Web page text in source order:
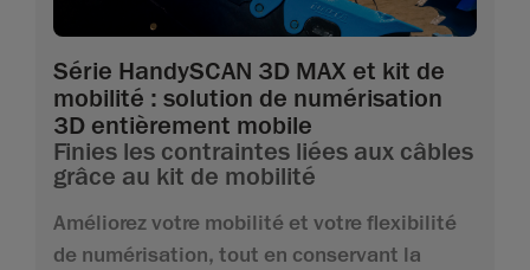
Série HandySCAN 3D MAX et kit de
mobilité : solution de numérisation
3D entièrement mobile
Finies les contraintes liées aux câbles
grâce au kit de mobilité
Améliorez votre mobilité et votre flexibilité
de numérisation, tout en conservant la